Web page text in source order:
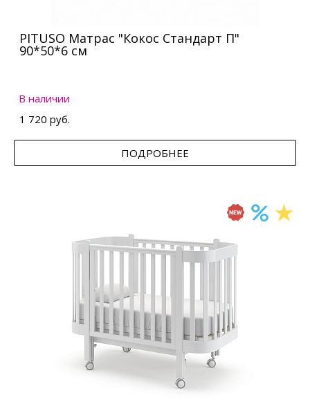
PITUSO Матрас "Кокос Стандарт П"
90*50*6 см
В наличии
1 720 руб.
ПОДРОБНЕЕ